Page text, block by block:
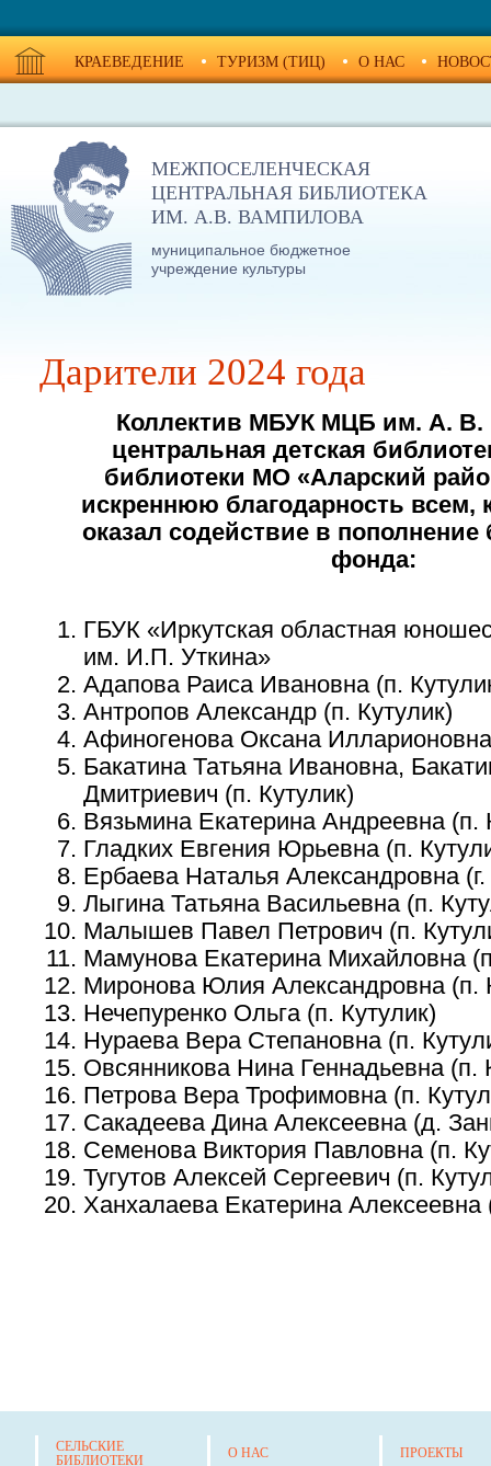
КРАЕВЕДЕНИЕ ТУРИЗМ (ТИЦ) О НАС
МЕЖПОСЕЛЕНЧЕСКАЯ
ЦЕНТРАЛЬНАЯ БИБЛИОТЕКА
ИМ. А.В. ВАМПИЛОВА
муниципальное бюджетное
учреждение культуры
Дарители 2024 года
Коллектив МБУК МЦБ им. А. В.
центральная детская
библиотеки МО «Аларский
искреннюю благодарность всем,
оказал содействие в пополнение
фонда:
ГБУК «Иркутская областная
им. И.П. Уткина»
Адапова Раиса Ивановна (п.
Антропов Александр (п. Кутулик)
Афиногенова Оксана Илларионовна
Бакатина Татьяна Ивановна,
Дмитриевич (п. Кутулик)
Вязьмина Екатерина Андреевна (п.
Гладких Евгения Юрьевна (п.
Ербаева Наталья Александровна
Лыгина Татьяна Васильевна (п.
Малышев Павел Петрович (п.
Мамунова Екатерина Михайловна
Миронова Юлия Александровна (п.
Нечепуренко Ольга (п. Кутулик)
Нураева Вера Степановна (п.
Овсянникова Нина Геннадьевна (п.
Петрова Вера Трофимовна (п.
Сакадеева Дина Алексеевна (д.
Семенова Виктория Павловна (п.
Тугутов Алексей Сергеевич (п.
Ханхалаева Екатерина Алексеевна
СЕЛЬСКИЕ
БИБЛИОТЕКИ
О НАС ПРОЕКТЫ